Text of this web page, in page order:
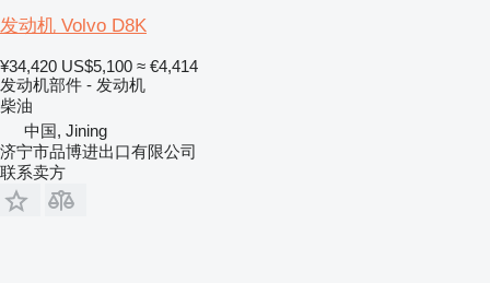
发动机 Volvo D8K
¥34,420 US$5,100 ≈ €4,414
发动机部件 - 发动机
柴油
中国, Jining
济宁市品博进出口有限公司
联系卖方